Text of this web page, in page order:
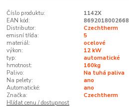
Číslo produktu:
1142X
EAN kód:
8692018002668
Distributor:
Czechtherm
emisní třída:
5
materiál:
ocelové
výkon:
12 kW
typ:
automatické
hmotnost:
160kg
Palivo:
Na tuhá paliva
Na pelety:
ano
Automatické:
ano
Značka:
Czechtherm
Hlídat cenu / dostupnost